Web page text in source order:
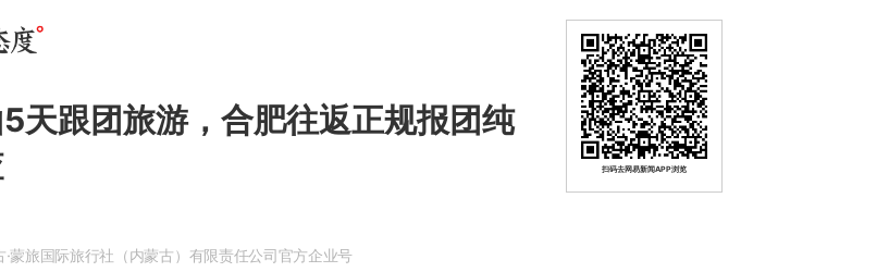
天跟团旅游，合肥往返正规报团纯
·蒙旅国际旅行社（内蒙古）有限责任公司官方企业号
扫码去网易新闻APP浏览